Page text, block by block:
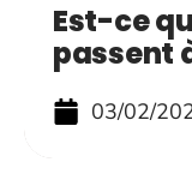
Est-ce
passent
03/02/